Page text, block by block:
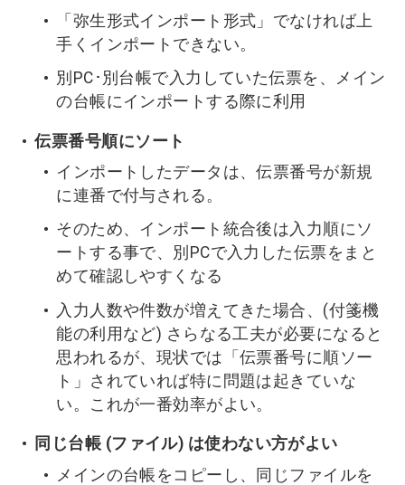
「弥生形式インポート形式」でなければ上
手くインポートできない。
別PC･別台帳で入力していた伝票を、メイン
の台帳にインポートする際に利用
伝票番号順にソート
インポートしたデータは、伝票番号が新規
に連番で付与される。
そのため、インポート統合後は入力順にソ
ートする事で、別PCで入力した伝票をまと
めて確認しやすくなる
入力人数や件数が増えてきた場合、(付箋機
能の利用など) さらなる工夫が必要になると
思われるが、現状では「伝票番号に順ソー
ト」されていれば特に問題は起きていな
い。これが一番効率がよい。
同じ台帳 (ファイル) は使わない方がよい
メインの台帳をコピーし、同じファイルを